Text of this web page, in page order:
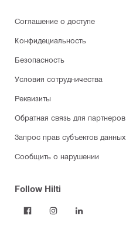
Соглашение о доступе
Конфидециальность
Безопасность
Условия сотрудничества
Реквизиты
Обратная связь для партнеров
Запрос прав субъектов данных
Сообщить о нарушении
Follow Hilti